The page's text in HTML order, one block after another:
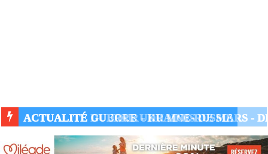
ACTUALITÉ GUERRE UKRAINE-RUSSIE